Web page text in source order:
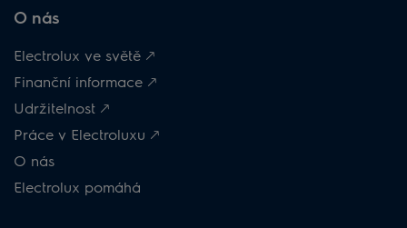
O nás
Electrolux ve světě 🡕
Finanční informace 🡕
Udržitelnost 🡕
Práce v Electroluxu 🡕
O nás
Electrolux pomáhá